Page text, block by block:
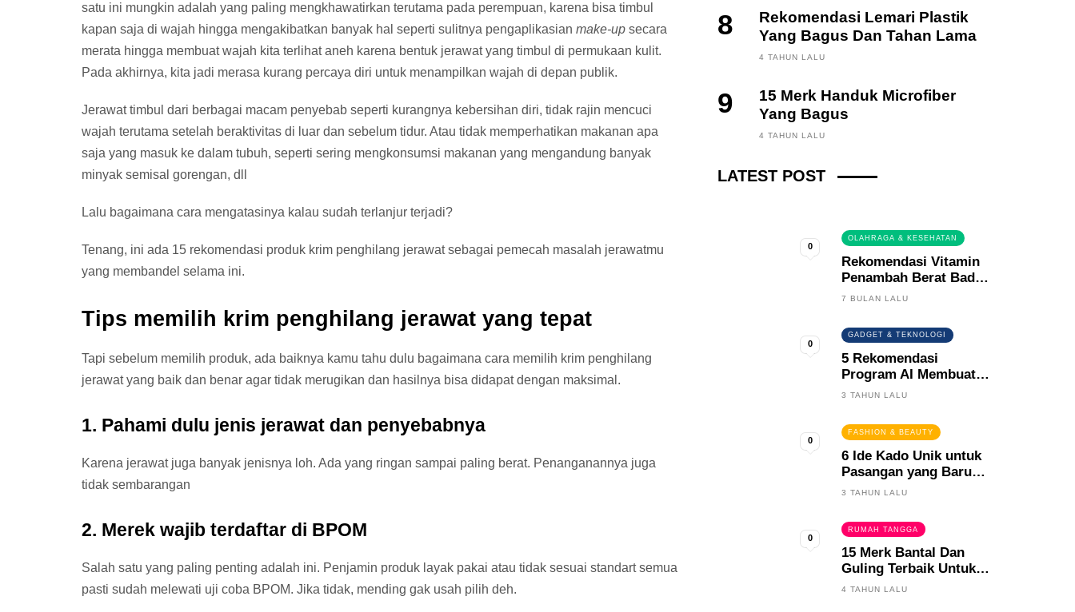
satu ini mungkin adalah yang paling mengkhawatirkan terutama pada perempuan, karena bisa timbul
kapan saja di wajah hingga mengakibatkan banyak hal seperti sulitnya pengaplikasian make-up secara
merata hingga membuat wajah kita terlihat aneh karena bentuk jerawat yang timbul di permukaan kulit.
Pada akhirnya, kita jadi merasa kurang percaya diri untuk menampilkan wajah di depan publik.
Jerawat timbul dari berbagai macam penyebab seperti kurangnya kebersihan diri, tidak rajin mencuci
wajah terutama setelah beraktivitas di luar dan sebelum tidur. Atau tidak memperhatikan makanan apa
saja yang masuk ke dalam tubuh, seperti sering mengkonsumsi makanan yang mengandung banyak
minyak semisal gorengan, dll
Lalu bagaimana cara mengatasinya kalau sudah terlanjur terjadi?
Tenang, ini ada 15 rekomendasi produk krim penghilang jerawat sebagai pemecah masalah jerawatmu
yang membandel selama ini.
Tips memilih krim penghilang jerawat yang tepat
Tapi sebelum memilih produk, ada baiknya kamu tahu dulu bagaimana cara memilih krim penghilang
jerawat yang baik dan benar agar tidak merugikan dan hasilnya bisa didapat dengan maksimal.
1. Pahami dulu jenis jerawat dan penyebabnya
Karena jerawat juga banyak jenisnya loh. Ada yang ringan sampai paling berat. Penanganannya juga
tidak sembarangan
2. Merek wajib terdaftar di BPOM
Salah satu yang paling penting adalah ini. Penjamin produk layak pakai atau tidak sesuai standart semua
pasti sudah melewati uji coba BPOM. Jika tidak, mending gak usah pilih deh.
8
Rekomendasi Lemari Plastik
Yang Bagus Dan Tahan Lama
4 TAHUN LALU
9
15 Merk Handuk Microfiber
Yang Bagus
4 TAHUN LALU
LATEST POST
FINANCE, INVESTING
3 BULAN LALU
0
OLAHRAGA & KESEHATAN
Rekomendasi Vitamin
Penambah Berat Badan
Terbaik
7 BULAN LALU
0
GADGET & TEKNOLOGI
5 Rekomendasi
Program AI Membuat
Gambar Kartun Keren
3 TAHUN LALU
0
FASHION & BEAUTY
6 Ide Kado Unik untuk
Pasangan yang Baru
Menikah
3 TAHUN LALU
0
RUMAH TANGGA
15 Merk Bantal Dan
Guling Terbaik Untuk
Tidur Yang Berkualitas
4 TAHUN LALU